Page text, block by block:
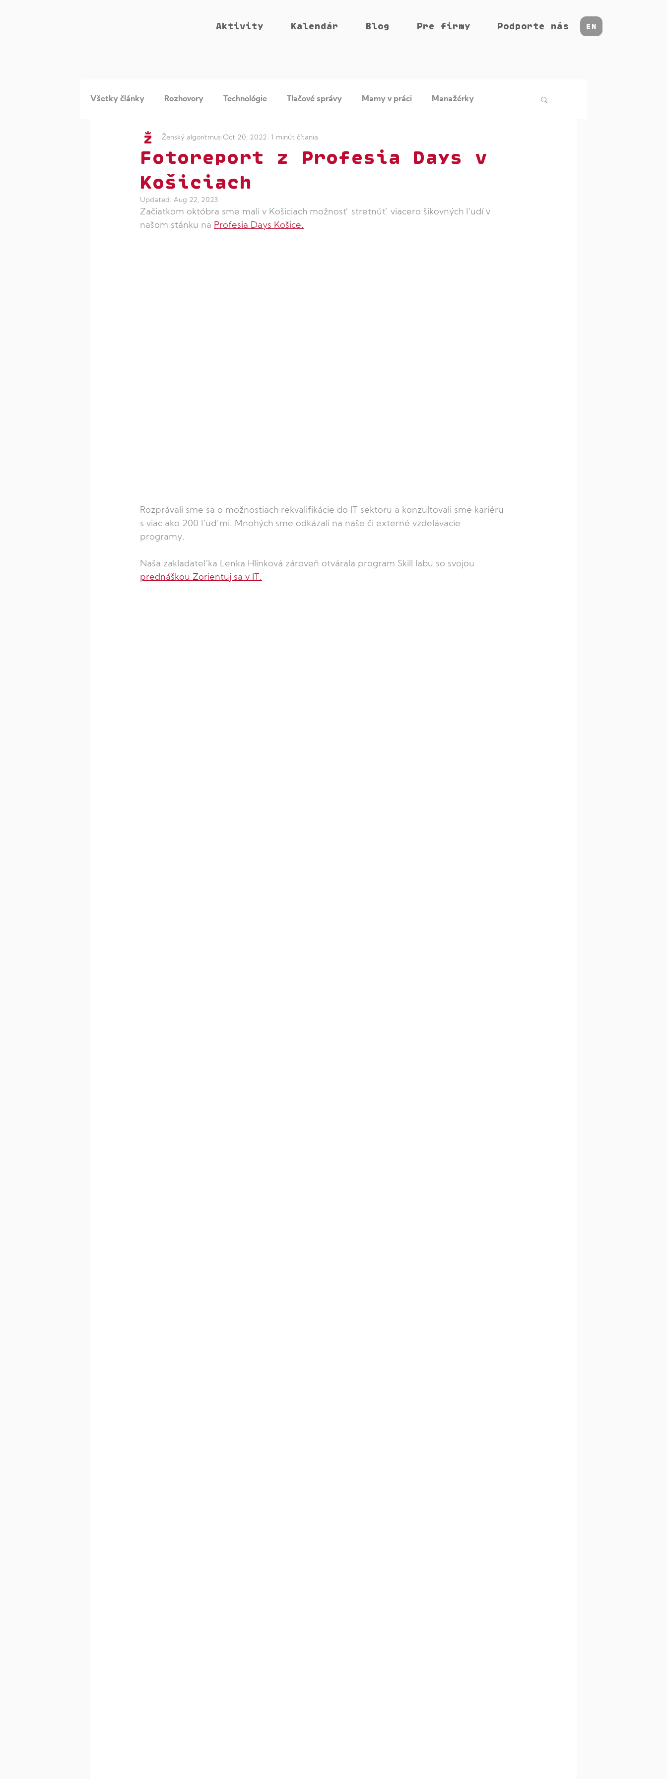
Aktivity Kalendár Blog Pre firmy Podporte nás EN
Všetky články Rozhovory Technológie Tlačové správy Mamy v práci Manažérky
Dievčatá v STEM Viac žien v Tech Women Friendly Companies
Fotoreport z Profesia Days v
Košiciach
Ženský algoritmus Oct 20, 2022 1 minút čítania
Updated: Aug 22, 2023
Začiatkom októbra sme mali v Košiciach možnosť stretnúť viacero šikovných ľudí v
našom stánku na Profesia Days Košice.
Rozprávali sme sa o možnostiach rekvalifikácie do IT sektoru a konzultovali sme kariéru
s viac ako 200 ľuďmi. Mnohých sme odkázali na naše či externé vzdelávacie
programy.
Naša zakladateľka Lenka Hlinková zároveň otvárala program Skill labu so svojou
prednáškou Zorientuj sa v IT.